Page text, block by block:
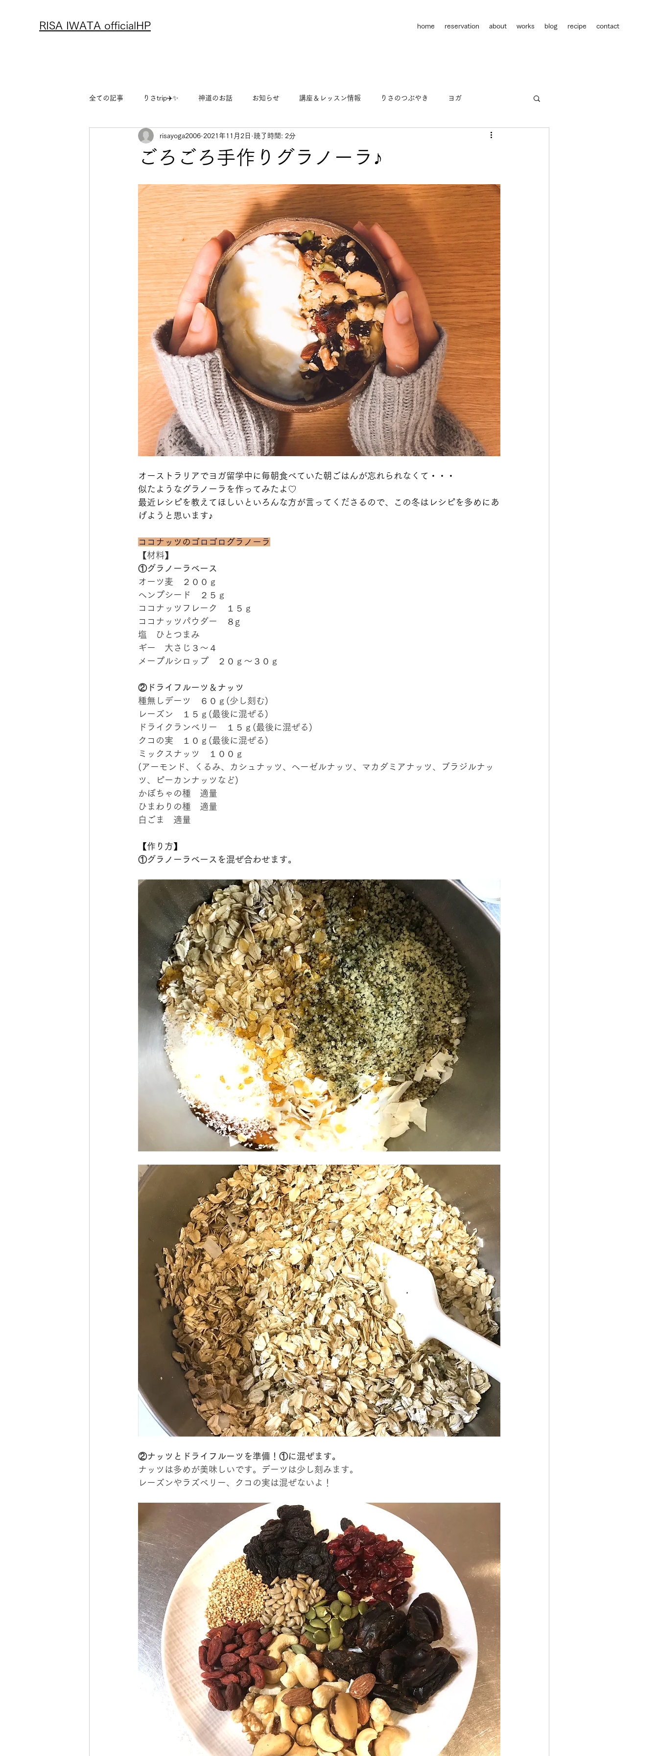
RISA IWATA officialHP home reservation about works blog recipe contact
全ての記事 りさtrip✈️✨ 神道のお話 お知らせ 講座＆レッスン情報 りさのつぶやき ヨガ
アーユルヴェーダ レシピ お金のお話 りさのヨガ物語 キャリア
ごろごろ手作りグラノーラ♪
risayoga2006 2021年11月2日 読了時間: 2分
オーストラリアでヨガ留学中に毎朝食べていた朝ごはんが忘れられなくて・・・
似たようなグラノーラを作ってみたよ♡
最近レシピを教えてほしいといろんな方が言ってくださるので、この冬はレシピを多めにあ
げようと思います♪
ココナッツのゴロゴログラノーラ
【材料】
①グラノーラベース
オーツ麦　２００ｇ
ヘンプシード　２５ｇ
ココナッツフレーク　１５ｇ
ココナッツパウダー　８g
塩　ひとつまみ
ギー　大さじ３〜４
メープルシロップ　２０ｇ〜３０ｇ
②ドライフルーツ＆ナッツ
種無しデーツ　６０ｇ(少し刻む)
レーズン　１５ｇ(最後に混ぜる)
ドライクランベリー　１５ｇ(最後に混ぜる)
クコの実　１０ｇ(最後に混ぜる)
ミックスナッツ　１００ｇ
(アーモンド、くるみ、カシュナッツ、ヘーゼルナッツ、マカダミアナッツ、ブラジルナッ
ツ、ピーカンナッツなど)
かぼちゃの種　適量
ひまわりの種　適量
白ごま　適量
【作り方】
①グラノーラベースを混ぜ合わせます。
②ナッツとドライフルーツを準備！①に混ぜます。
ナッツは多めが美味しいです。デーツは少し刻みます。
レーズンやラズベリー、クコの実は混ぜないよ！